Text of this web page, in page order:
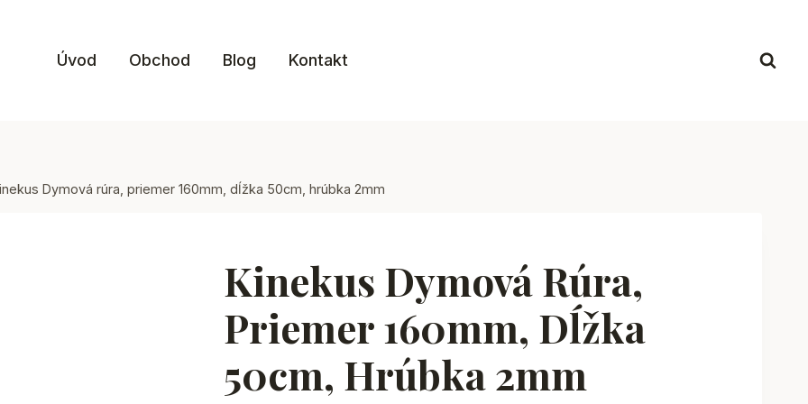
Úvod Obchod Blog Kontakt
Dymová rúra, priemer 160mm, dĺžka 50cm, hrúbka 2mm
Kinekus Dymová Rúra,
Priemer 160mm, Dĺžka
50cm, Hrúbka 2mm